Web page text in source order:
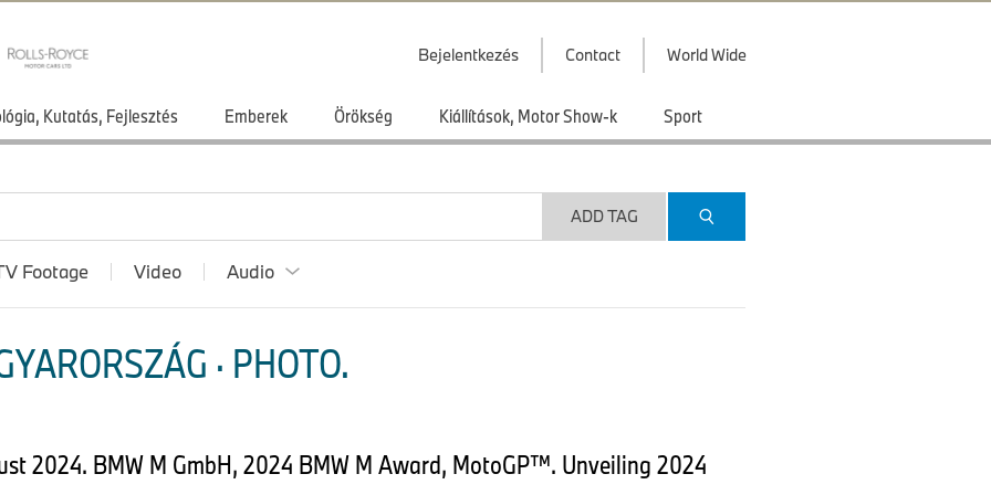
Bejelentkezés Contact World Wide
Kutatás, Fejlesztés Emberek Örökség Kiállítások, Motor Show-k Sport
ADD TAG
Footage Video Audio
· PHOTO.
2024. BMW M GmbH, 2024 BMW M Award, MotoGP™. Unveiling 2024